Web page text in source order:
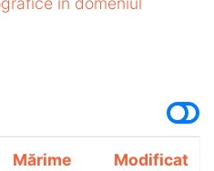
Mărime
Modificat